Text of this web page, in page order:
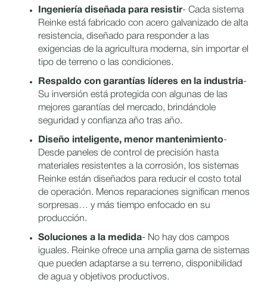
Ingeniería diseñada para resistir- Cada sistema
Reinke está fabricado con acero galvanizado de alta
resistencia, diseñado para responder a las
exigencias de la agricultura moderna, sin importar el
tipo de terreno o las condiciones.
Respaldo con garantías líderes en la industria-
Su inversión está protegida con algunas de las
mejores garantías del mercado, brindándole
seguridad y confianza año tras año.
Diseño inteligente, menor mantenimiento-
Desde paneles de control de precisión hasta
materiales resistentes a la corrosión, los sistemas
Reinke están diseñados para reducir el costo total
de operación. Menos reparaciones significan menos
sorpresas… y más tiempo enfocado en su
producción.
Soluciones a la medida- No hay dos campos
iguales. Reinke ofrece una amplia gama de sistemas
que pueden adaptarse a su terreno, disponibilidad
de agua y objetivos productivos.